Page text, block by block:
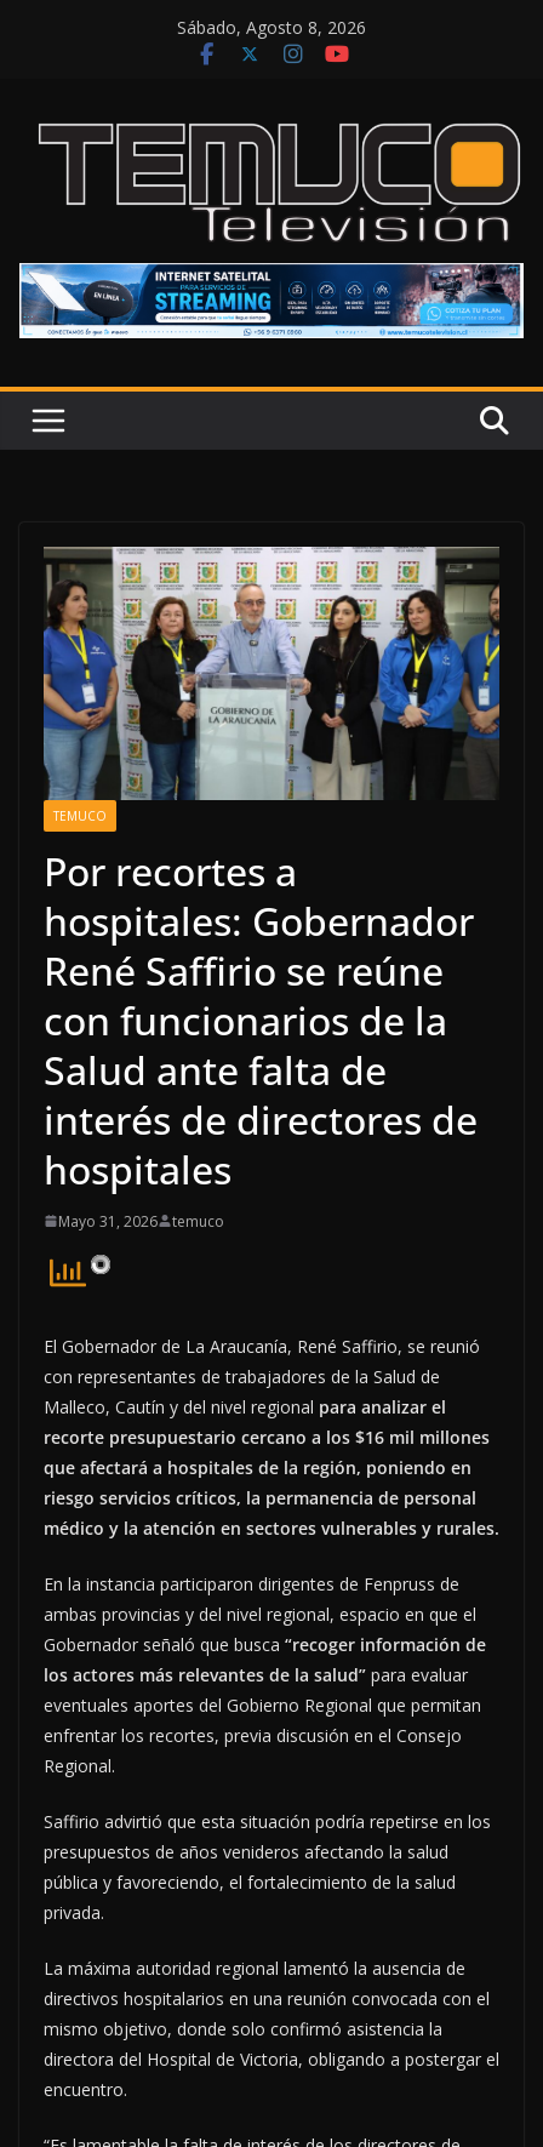
Sábado, Agosto 8, 2026
TEMUCO
Por recortes a
hospitales: Gobernador
René Saffirio se reúne
con funcionarios de la
Salud ante falta de
interés de directores de
hospitales
Mayo 31, 2026 temuco
El Gobernador de La Araucanía, René Saffirio, se reunió
con representantes de trabajadores de la Salud de
Malleco, Cautín y del nivel regional para analizar el
recorte presupuestario cercano a los $16 mil millones
que afectará a hospitales de la región, poniendo en
riesgo servicios críticos, la permanencia de personal
médico y la atención en sectores vulnerables y rurales.
En la instancia participaron dirigentes de Fenpruss de
ambas provincias y del nivel regional, espacio en que el
Gobernador señaló que busca “recoger información de
los actores más relevantes de la salud” para evaluar
eventuales aportes del Gobierno Regional que permitan
enfrentar los recortes, previa discusión en el Consejo
Regional.
Saffirio advirtió que esta situación podría repetirse en los
presupuestos de años venideros afectando la salud
pública y favoreciendo, el fortalecimiento de la salud
privada.
La máxima autoridad regional lamentó la ausencia de
directivos hospitalarios en una reunión convocada con el
mismo objetivo, donde solo confirmó asistencia la
directora del Hospital de Victoria, obligando a postergar el
encuentro.